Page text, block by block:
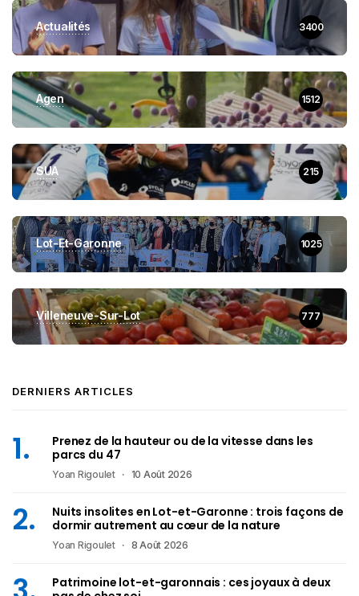
Actualités 3400
Agen 1512
SUA 215
Lot-Et-Garonne 1025
Villeneuve-Sur-Lot 777
DERNIERS ARTICLES
Prenez de la hauteur ou de la vitesse dans les
parcs du 47
Yoan Rigoulet 10 Août 2026
Nuits insolites en Lot-et-Garonne : trois façons de
dormir autrement au cœur de la nature
Yoan Rigoulet 8 Août 2026
Patrimoine lot-et-garonnais : ces joyaux à deux